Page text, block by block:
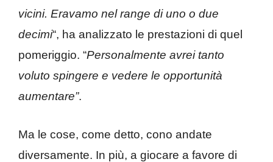
vicini. Eravamo nel range di uno o due
decimi“, ha analizzato le prestazioni di quel
pomeriggio. “Personalmente avrei tanto
voluto spingere e vedere le opportunità
aumentare”.
Ma le cose, come detto, cono andate
diversamente. In più, a giocare a favore di